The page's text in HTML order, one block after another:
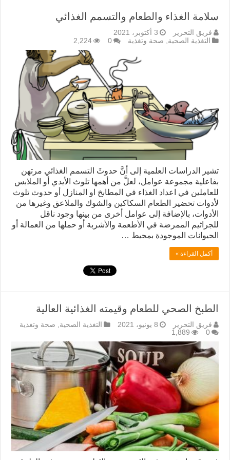
سلامة الغذاء والطعام والتسمم الغذائي
فريق التحرير
3 أكتوبر، 2021
التغذية الصحية
صحة وتغذية 0
2,224
تشير الدراسات العلمية إلى أنَّ حدوثَ التسمم الغذائي مرتهن
بفاعلية مجموعة عوامل، لعلَّ من أهمها تلوث الأيدي أو الملابس
للعاملين في اعداد الغذاء في المطابخ او المنازل أو حدوث تلوث
لأدوات تحضير الطعام السكاكين والشوك والملاعق وغيرها من
الأدوات، بالإضافة إلى عوامل أخرى من بينها وجود ناقل
للجراثيم الممرضة في الأطعمة والأشربة أو حملها من العمالة أو
الحيوانات الموجودة بمحيط …
أكمل القراءة »
الطبخ الصحي للطعام وقيمته الغذائية العالية
فريق التحرير 8 يونيو، 2021 التغذية الصحية
صحة وتغذية
0
1,889